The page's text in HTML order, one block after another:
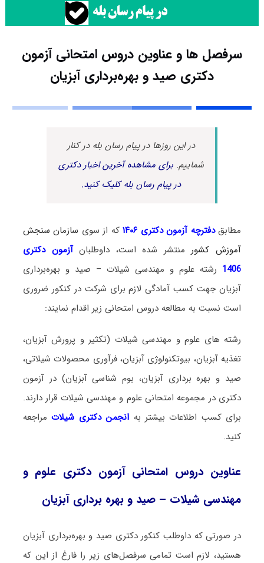
سرفصل ها و عناوین دروس امتحانی آزمون
دکتری صید و بهره‌برداری آبزیان
در این روزها در پیام رسان بله در کنار
شماییم.برای مشاهده آخرین اخبار دکتری
در پیام رسان بله کلیک کنید.
مطابق دفترچه آزمون دکتری ۱۴۰۶ که از سوی سازمان سنجش
آموزش کشورمنتشر شده است، داوطلبان آزمون دکتری
1406 رشته علوم و مهندسی شیلات – صید و بهره‌برداری
آبزیان جهت کسب آمادگی لازم برای شرکت در کنکور ضروری
است نسبت به مطالعه دروس امتحانی زیر اقدام نمایند:
رشته‌ های علوم و مهندسی شیلات (تکثیر و پرورش آبزیان،
تغذیه آبزیان، بیوتکنولوژی آبزیان، فرآوری محصولات شیلاتی،
صید و بهره برداری آبزیان، بوم شناسی آبزیان) در آزمون
دکتری در مجموعه امتحانی علوم و مهندسی شیلات قرار دارند.
برای کسب اطلاعات بیشتر به انجمن دکتری شیلاتمراجعه
کنید.
عناوین دروس امتحانی آزمون دکتری علوم و
مهندسی شیلات – صید و بهره‌ برداری آبزیان
در صورتی که داوطلب کنکور دکتری صید و بهره‌برداری آبزیان
هستید، لازم است تمامی سرفصل‌های زیر را فارغ از این که